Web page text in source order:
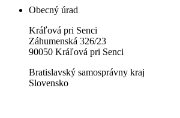
Obecný úrad
Kráľová pri Senci
Záhumenská 326/23
90050 Kráľová pri Senci
Bratislavský samosprávny kraj
Slovensko